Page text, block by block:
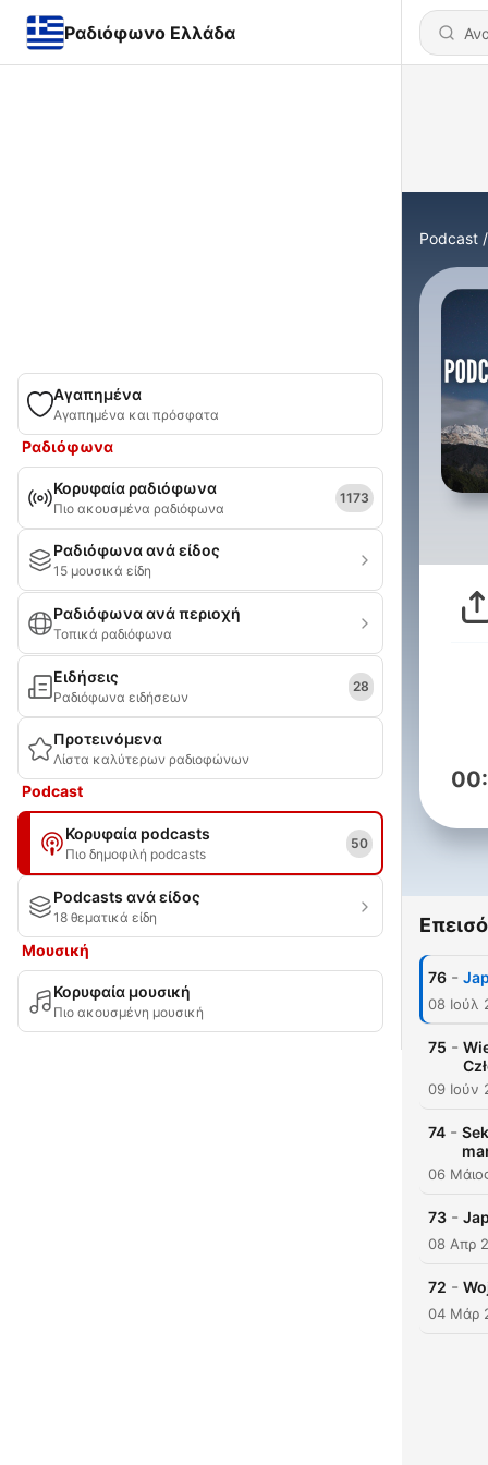
Ραδιόφωνο Ελλάδα
Αγαπημένα
Αγαπημένα και πρόσφατα
Ραδιόφωνα
Κορυφαία ραδιόφωνα
Πιο ακουσμένα ραδιόφωνα
1173
Ραδιόφωνα ανά είδος
15 μουσικά είδη
Ραδιόφωνα ανά περιοχή
Τοπικά ραδιόφωνα
Ειδήσεις
Ραδιόφωνα ειδήσεων
28
Προτεινόμενα
Λίστα καλύτερων ραδιοφώνων
Podcast
Κορυφαία podcasts
Πιο δημοφιλή podcasts
50
Podcasts ανά είδος
18 θεματικά είδη
Μουσική
Κορυφαία μουσική
Πιο ακουσμένη μουσική
Podcast
76 -
08 Ιούλ
75 -
09 Ιούν
74 -
06
73 -
08 Απρ
72 -
04 Μάρ